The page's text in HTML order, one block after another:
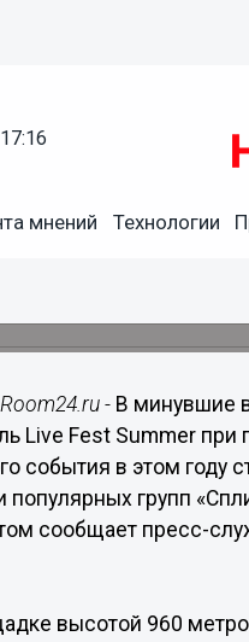
мнений Технологии
- В минувшие
Live Fest Summer
события в этом году
групп
сообщает пресс-
высотой 960